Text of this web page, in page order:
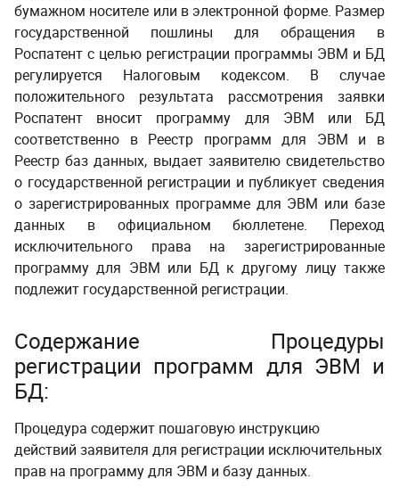
бумажном носителе или в электронной форме. Размер
государственной пошлины для обращения в
Роспатент с целью регистрации программы ЭВМ и БД
регулируется Налоговым кодексом. В случае
положительного результата рассмотрения заявки
Роспатент вносит программу для ЭВМ или БД
соответственно в Реестр программ для ЭВМ и в
Реестр баз данных, выдает заявителю свидетельство
о государственной регистрации и публикует сведения
о зарегистрированных программе для ЭВМ или базе
данных в официальномбюллетене. Переход
исключительного права на зарегистрированные
программу для ЭВМ или БД к другому лицу также
подлежит государственной регистрации.
Содержание Процедуры
регистрации программ для ЭВМ и
БД:
Процедура содержит пошаговую инструкцию
действий заявителя для регистрации исключительных
прав на программу для ЭВМ и базу данных.